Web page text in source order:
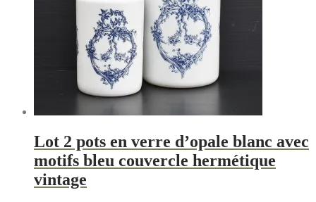
Lot 2 pots en verre d’opale blanc avec
motifs bleu couvercle hermétique
vintage